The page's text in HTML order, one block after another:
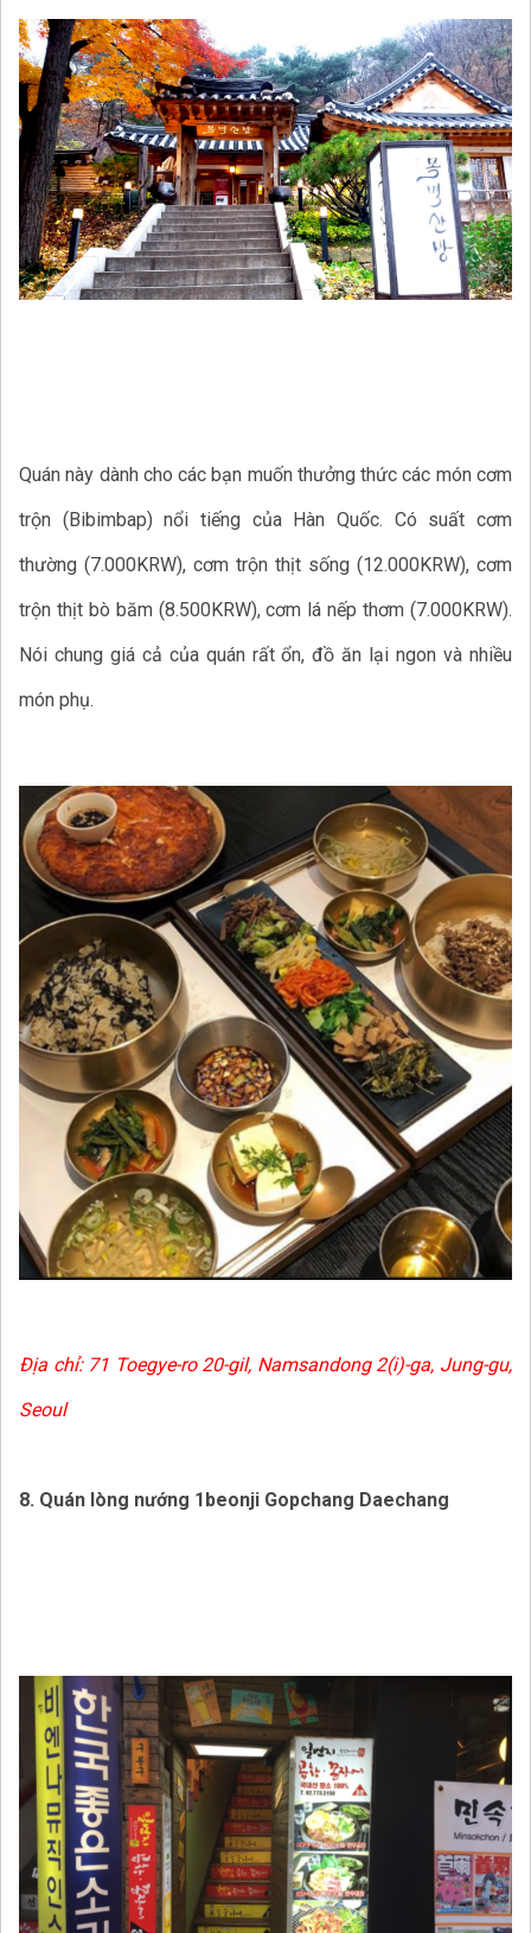
Quán này dành cho các bạn muốn thưởng thức các món cơm
trộn (Bibimbap) nổi tiếng của Hàn Quốc. Có suất cơm
thường (7.000KRW), cơm trộn thịt sống (12.000KRW), cơm
trộn thịt bò băm (8.500KRW), cơm lá nếp thơm (7.000KRW).
Nói chung giá cả của quán rất ổn, đồ ăn lại ngon và nhiều
món phụ.
Địa chỉ: 71 Toegye-ro 20-gil, Namsandong 2(i)-ga, Jung-gu,
Seoul
8. Quán lòng nướng 1beonji Gopchang Daechang